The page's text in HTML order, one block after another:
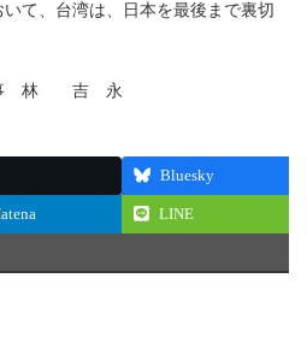
て、台湾は、日本を最後まで裏切
事 林 吉 永
Bluesky
LINE